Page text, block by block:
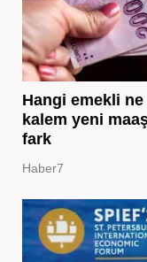
Hangi emekli
kalem yeni
fark
Haber7